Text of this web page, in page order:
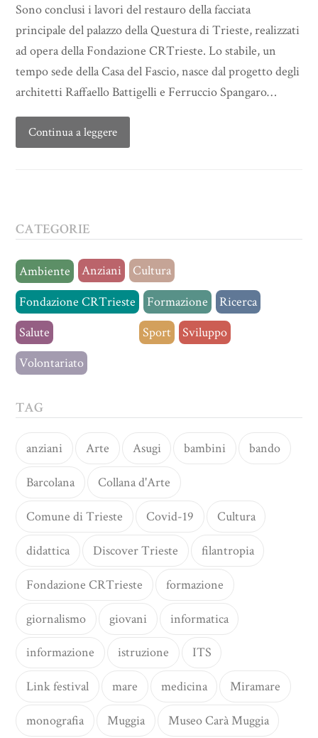
Sono conclusi i lavori del restauro della facciata
principale del palazzo della Questura di Trieste, realizzati
ad opera della Fondazione CRTrieste. Lo stabile, un
tempo sede della Casa del Fascio, nasce dal progetto degli
architetti Raffaello Battigelli e Ferruccio Spangaro…
Continua a leggere
CATEGORIE
Ambiente Anziani
Cultura
Fondazione CRTrieste
Formazione
Ricerca
Salute
Sport
Sviluppo
Volontariato
TAG
anziani Arte Asugi bambini bando
Barcolana Collana d'Arte
Comune di Trieste Covid-19 Cultura
didattica Discover Trieste filantropia
Fondazione CRTrieste formazione
giornalismo giovani informatica
informazione istruzione ITS
Link festival mare medicina Miramare
monografia Muggia Museo Carà Muggia